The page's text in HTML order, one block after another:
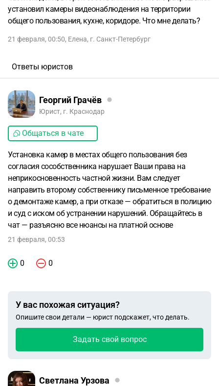
установил камеры видеонаблюдения на территории
общего пользования, кухне, коридоре. Что мне делать?
21 февраля, 00:50, Елена, г. Санкт-Петербург
Ответы юристов
Георгий Грачёв
Юрист, г. Краснодар
Общаться в чате
Установка камер в местах общего пользования без
согласия сособственника нарушает Ваши права на
неприкосновенность частной жизни. Вам следует
направить второму собственнику письменное требование
о демонтаже камер, а при отказе — обратиться в полицию
и суд с иском об устранении нарушений. Обращайтесь в
чат — разъясню все нюансы на платной основе
21 февраля, 00:53
0 0
У вас похожая ситуация?
Опишите свои детали — юрист подскажет, что делать.
Задать свой вопрос
Светлана Урзова